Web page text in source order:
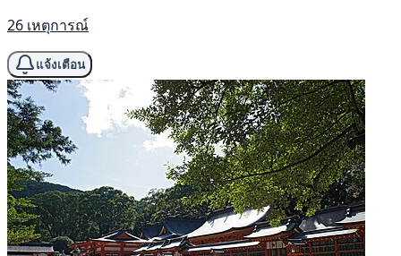
26 เหตุการณ์
แจ้งเตือน